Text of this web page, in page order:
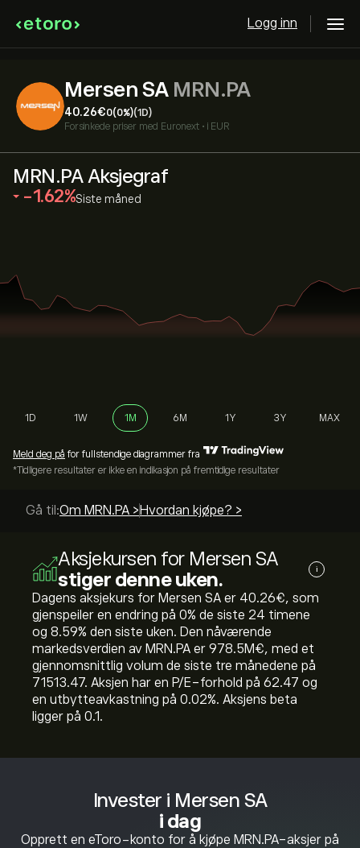
Logg inn
Mersen SA MRN.PA
40.26‎€‎0(0%)(1D)
Forsinkede priser med Euronext • i EUR
Invester i Mersen SA
i dag
Opprett en eToro-konto for å kjøpe MRN.PA-aksjer på
MRN.PA Aksjegraf
‎-1.62‎ Siste måned
1D 1W 1M 6M 1Y 3Y MAX
Meld deg på for fullstendige diagrammer fra
*Tidligere resultater er ikke en indikasjon på fremtidige resultater
Gå til:Om MRN.PA > Hvordan kjøpe? >
Aksjekursen for Mersen SA
stiger denne uken.
i
Dagens aksjekurs for Mersen SA er 40.26‎€‎, som
gjenspeiler en endring på ‎0‎% de siste 24 timene
og ‎8.59‎% den siste uken. Den nåværende
markedsverdien av MRN.PA er 978.5M‎€‎, med et
gjennomsnittlig volum de siste tre månedene på
71513.47. Aksjen har en P/E-forhold på 62.47 og
en utbytteavkastning på 0.02%. Aksjens beta
ligger på 0.1.